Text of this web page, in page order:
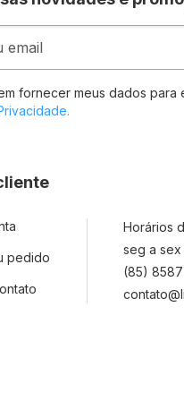
fornecer meus dados
pedido
Horários
seg a sex
(85)